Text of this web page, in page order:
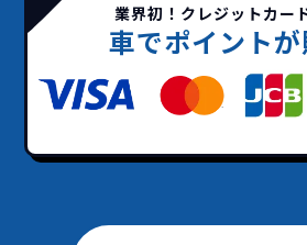
業界初！クレジットカー
車でポイント